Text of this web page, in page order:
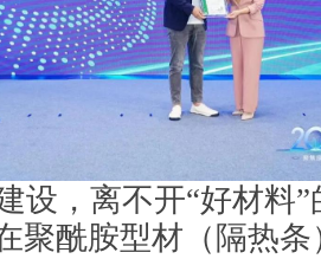
设，离不开“好材料
聚酰胺型材（隔热